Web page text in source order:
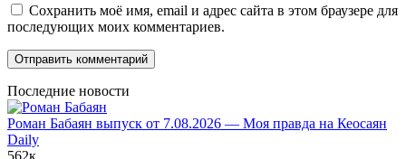
Сохранить моё имя, email и адрес сайта в этом браузере для
последующих моих комментариев.
Последние новости
Роман Бабаян выпуск от 7.08.2026 — Моя правда на Кеосаян
Daily
562к.